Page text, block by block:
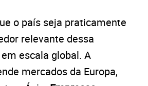
o país seja praticamente
relevante dessa
escala global. A
mercados da Europa,